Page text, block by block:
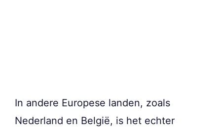
In andere Europese landen, zoals
Nederland en België, is het echter